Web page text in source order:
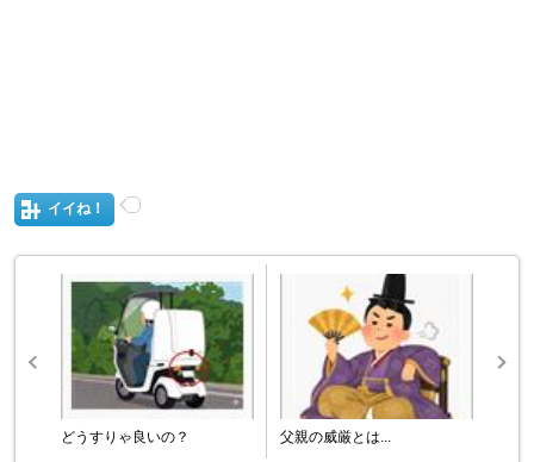
イイね！
どうすりゃ良いの？ 父親の威厳とは...